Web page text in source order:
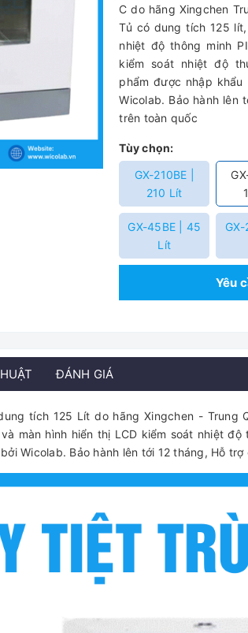
C do hãng Xingchen
Tủ có dung tích 125
nhiệt độ thông minh
kiểm soát nhiệt độ
phẩm được nhập
Wicolab. Bảo hành lên
trên toàn quốc
Tùy chọn:
GX-210BE |
210 Lít
GX-45BE | 45
Lít
Yêu
ĐÁNH GIÁ
tích 125 Lít do hãng Xingchen - Trung
màn hình hiển thị LCD kiểm soát nhiệt độ
Wicolab. Bảo hành lên tới 12 tháng, Hỗ